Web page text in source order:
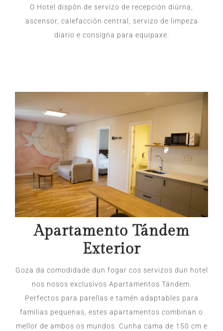
O Hotel dispón de servizo de recepción diúrna,
ascensor, calefacción central, servizo de limpeza
diario e consigna para equipaxe.
Apartamento Tándem
Exterior
Goza da comodidade dun fogar cos servizos dun hotel
nos nosos exclusivos Apartamentos Tándem.
Perfectos para parellas e tamén adaptables para
familias pequenas, estes apartamentos combinan o
mellor de ambos os mundos. Cunha cama de 150 cm e